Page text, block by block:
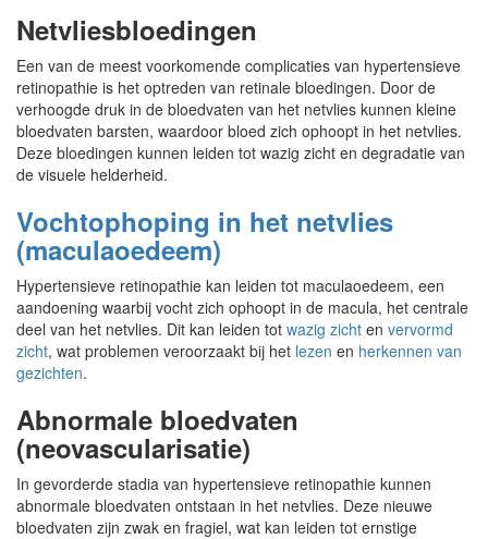
Netvliesbloedingen
Een van de meest voorkomende complicaties van hypertensieve
retinopathie is het optreden van retinale bloedingen. Door de
verhoogde druk in de bloedvaten van het netvlies kunnen kleine
bloedvaten barsten, waardoor bloed zich ophoopt in het netvlies.
Deze bloedingen kunnen leiden tot wazig zicht en degradatie van
de visuele helderheid.
Vochtophoping in het netvlies
(maculaoedeem)
Hypertensieve retinopathie kan leiden tot maculaoedeem, een
aandoening waarbij vocht zich ophoopt in de macula, het centrale
deel van het netvlies. Dit kan leiden tot wazig zicht en vervormd
zicht, wat problemen veroorzaakt bij het lezen en herkennen van
gezichten.
Abnormale bloedvaten
(neovascularisatie)
In gevorderde stadia van hypertensieve retinopathie kunnen
abnormale bloedvaten ontstaan in het netvlies. Deze nieuwe
bloedvaten zijn zwak en fragiel, wat kan leiden tot ernstige